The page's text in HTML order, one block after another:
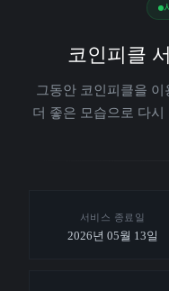
코인피클
그동안 코인피클을
더 좋은 모습으로 다
서비스 종료일
2026년 05월 13일